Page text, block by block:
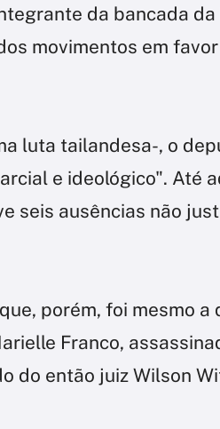
da bancada
movimentos em
luta tailandesa-, o
e ideológico". Até
seis ausências não
porém, foi mesmo a
Franco,
do então juiz Wilson